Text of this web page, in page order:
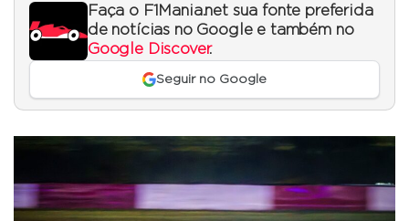
Faça o F1Mania.net sua fonte preferida
de notícias no Google e também no
Google Discover.
Seguir no Google